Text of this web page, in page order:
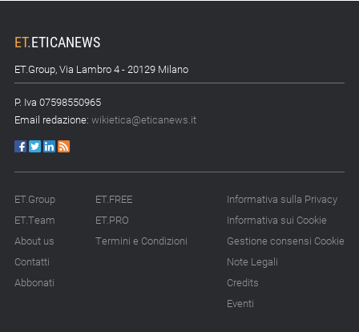
ET.ETICANEWS
ET.Group, Via Lambro 4 - 20129 Milano
P. Iva 07598550965
Email redazione: wikietica@eticanews.it
ET.Group
ET.Team
About us
Contatti
Abbonati
ET.FREE
ET.PRO
Termini e Condizioni
Informativa sulla Privacy
Informativa sui Cookie
Gestione consensi Cookie
Note Legali
Credits
Eventi